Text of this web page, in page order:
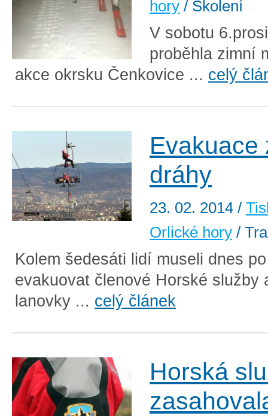
hory / Školení
V sobotu
proběhla zimní
akce okrsku Čenkovice ... celý
Evakuace
dráhy
23. 02. 2014 /
Orlické hory /
Kolem šedesáti lidí museli dnes
evakuovat členové Horské služby
lanovky ... celý článek
Horská